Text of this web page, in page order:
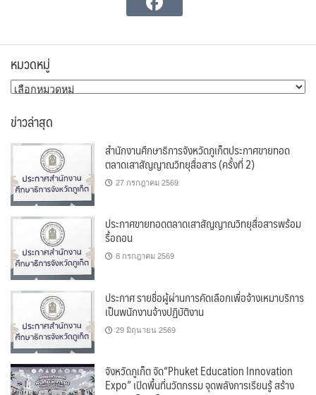
หมวดหมู่
หมวด
ข่าวล่าสุด
สำนักงานศึกษาธิการจังหวัดภูเก็ตประกาศขายทอด
ตลาดเสาสัญญาณวิทยุสื่อสาร (ครั้งที่ 2)
27 กรกฎาคม 2569
ประกาศขายทอดตลาดเสาสัญญาณวิทยุสื่อสารพร้อม
รื้อถอน
8 กรกฎาคม 2569
ประกาศ รายชื่อผู้ผ่านการคัดเลือกเพื่อจ้างเหมาบริการ
เป็นพนักงานจ้างปฏิบัติงาน
29 มิถุนายน 2569
จังหวัดภูเก็ต จัด“Phuket Education Innovation
Expo” เปิดพื้นที่นวัตกรรม จุดพลังการเรียนรู้ สร้าง